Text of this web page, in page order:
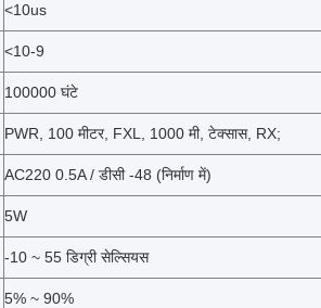
<10us
<10-9
100000 घंटे
PWR, 100 मीटर, FXL, 1000 मी, टेक्सास, RX;
AC220 0.5A / डीसी -48 (निर्माण में)
5W
-10 ~ 55 डिग्री सेल्सियस
5% ~ 90%